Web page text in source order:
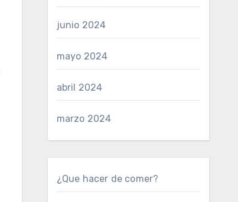
junio 2024
mayo 2024
abril 2024
marzo 2024
¿Que hacer de comer?